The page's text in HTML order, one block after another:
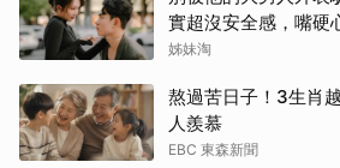
實超沒安全感，嘴硬
姊妹淘
熬過苦日子！3生肖
人羨慕
EBC 東森新聞